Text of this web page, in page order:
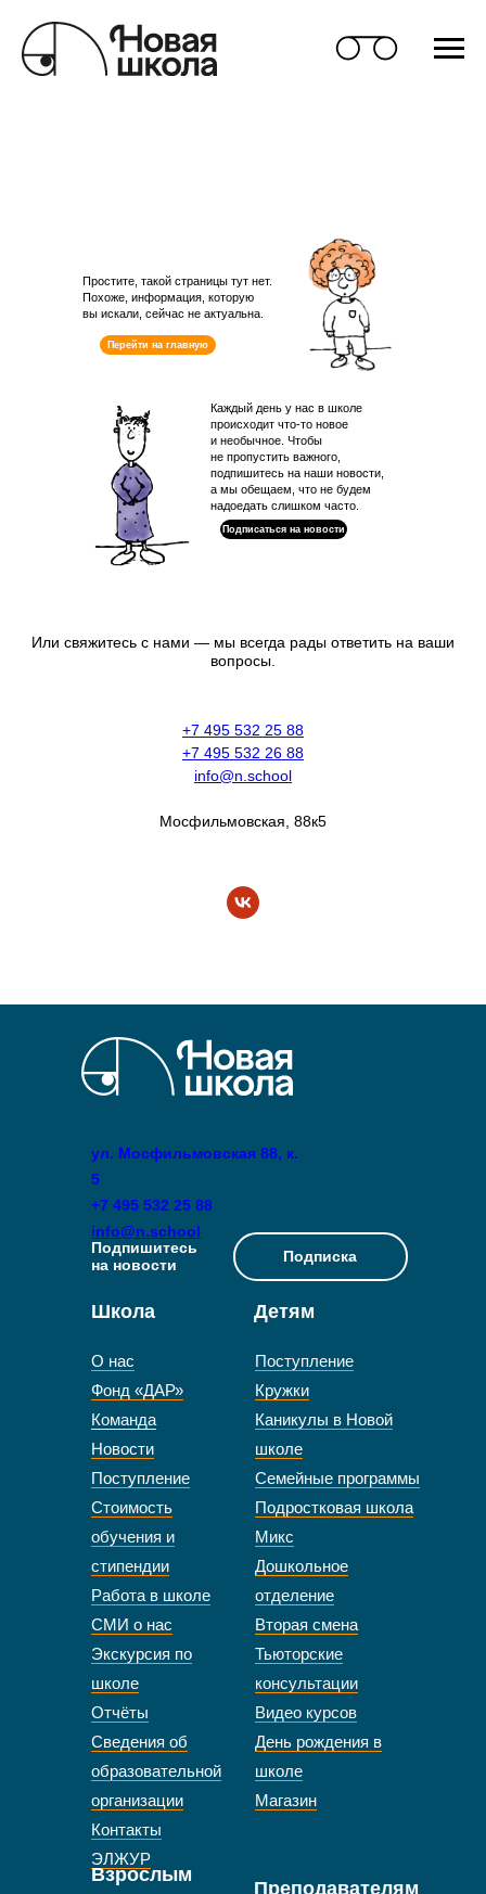
Простите, такой страницы тут нет.
Похоже, информация, которую
вы искали, сейчас не актуальна.
Перейти на главную
Каждый день у нас в школе
происходит что-то новое
и необычное. Чтобы
не пропустить важного,
подпишитесь на наши новости,
а мы обещаем, что не будем
надоедать слишком часто.
Подписаться на новости
Или свяжитесь с нами — мы всегда рады ответить на ваши
вопросы.
+7 495 532 25 88
+7 495 532 26 88
info@n.school
Мосфильмовская, 88к5
Школа Детям
О нас
Фонд «ДАР»
Команда
Новости
Поступление
Стоимость
обучения и
стипендии
Работа в школе
СМИ о нас
Экскурсия по
школе
Отчёты
Сведения об
образовательной
организации
Контакты
ЭЛЖУР
Поступление
Кружки
Каникулы в Новой
школе
Семейные программы
Подростковая школа
Микс
Дошкольное
отделение
Вторая смена
Тьюторские
консультации
Видео курсов
День рождения в
школе
Магазин
Взрослым
Подписка
Подпишитесь
на новости
Преподавателям
ул. Мосфильмовская 88, к.
5
+7 495 532 25 88
info@n.school